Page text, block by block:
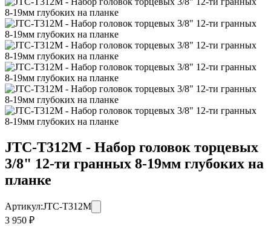
JTC-T312M - Набор головок торцевых
3/8" 12-ти гранных 8-19мм глубоких на
планке
Артикул:JTC-T312M
3 950 ₽